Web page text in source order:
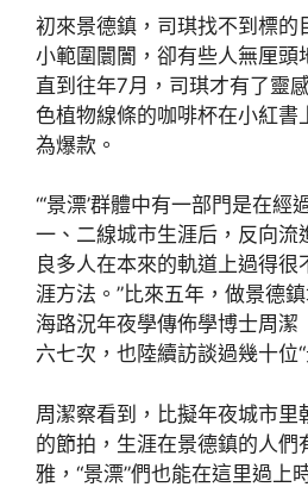
初來景德鎮，司琪找不到標的
小範圍闤闠，卻有些人無厘頭
直到往年7月，司琪才有了靈
色植物線條的咖啡杯在小紅書
為爆款。
“‘景漂’群體中有一部門是在經
一、二線城市生涯后，反向流
良多人在本來的軌道上過得很
涯方法。”比來五年，做景德
海路況年夜學傳佈學博士周潔
六七次，也陸續訪談過幾十位“
周潔察看到，比擬年夜城市里
的節拍，生涯在景德鎮的人們
雅，“景漂”們也能在這里過上